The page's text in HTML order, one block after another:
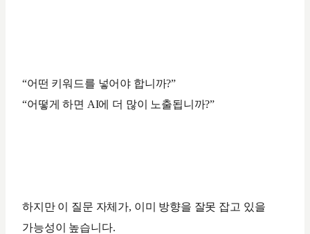
“어떤 키워드를 넣어야 합니까?”
“어떻게 하면 AI에 더 많이 노출됩니까?”
하지만 이 질문 자체가, 이미 방향을 잘못 잡고 있을
가능성이 높습니다.